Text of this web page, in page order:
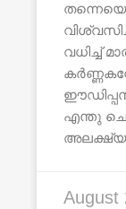
വധിച്ച്
ഈഡിപ്പസ്
എന്തു
August